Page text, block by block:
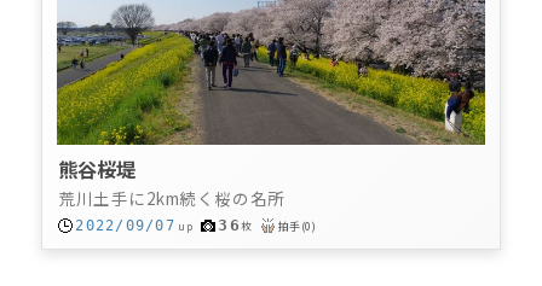
熊谷桜堤
荒川土手に2km続く桜の名所
2022/09/07 up 36枚 拍手(0)